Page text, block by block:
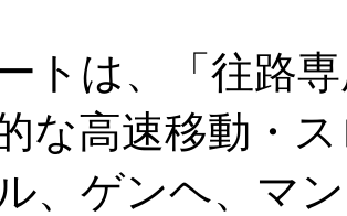
トは、「往路
な高速移動・
、ゲンヘ、マ